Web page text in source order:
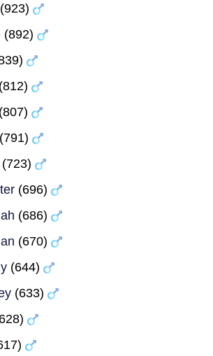
(923)
(892)
(812)
(807)
(791)
(723)
(696)
(686)
(670)
(644)
(633)